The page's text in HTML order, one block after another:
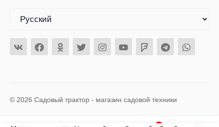
© 2026 Садовый трактор - магазин садовой техники